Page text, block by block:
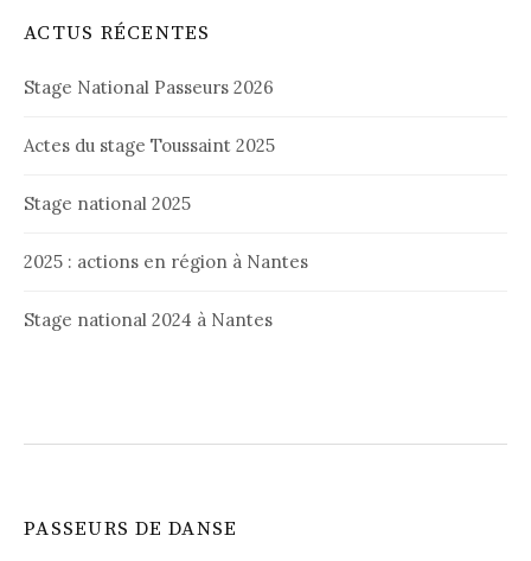
ACTUS RÉCENTES
Stage National Passeurs 2026
Actes du stage Toussaint 2025
Stage national 2025
2025 : actions en région à Nantes
Stage national 2024 à Nantes
PASSEURS DE DANSE